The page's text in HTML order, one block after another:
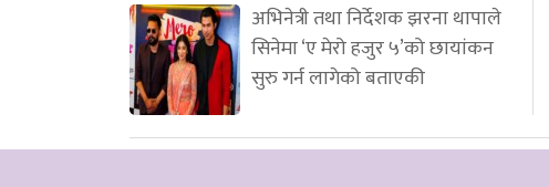
अभिनेत्री तथा निर्देशक झरना थापाले
सिनेमा ‘ए मेरो हजुर ५’को छायांकन
सुरु गर्न लागेको बताएकी